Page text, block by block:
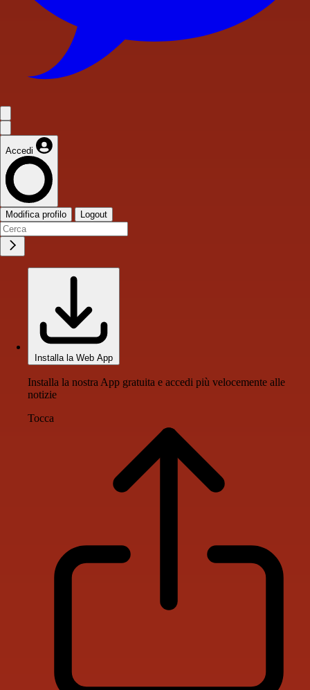
Accedi
Modifica profilo Logout
Installa la Web App
Installa la nostra App gratuita e accedi più velocemente alle
notizie
Tocca